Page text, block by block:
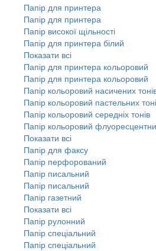
Папір для принтера
Папір для принтера
Папір високої щільності
Папір для принтера білий
Показати всі
Папір для принтера кольоровий
Папір для принтера кольоровий
Папір кольоровий насичених
Папір кольоровий пастельних
Папір кольоровий середніх тонів
Папір кольоровий
Показати всі
Папір для факсу
Папір перфорований
Папір писальний
Папір писальний
Папір газетний
Показати всі
Папір рулонний
Папір спеціальний
Папір спеціальний